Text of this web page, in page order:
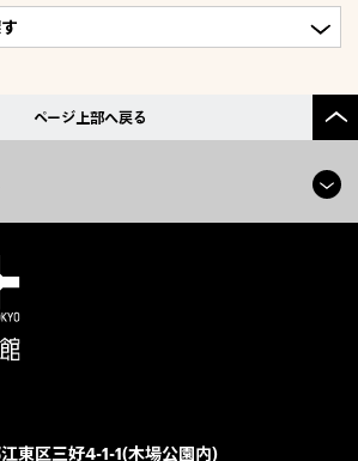
ページ上部へ戻る
東区三好4-1-1(木場公園内)